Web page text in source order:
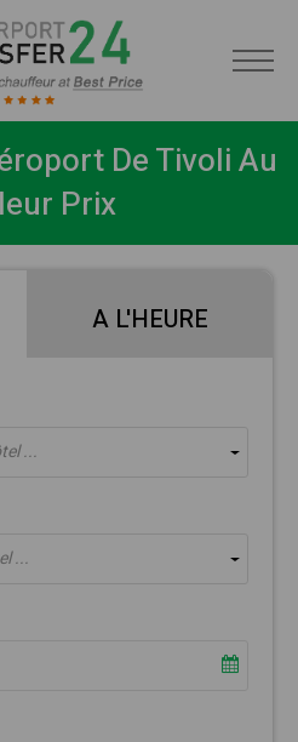
De Tivoli Au
Prix
A L'HEURE
...
...